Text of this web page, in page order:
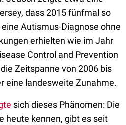
dass 2015 fünfmal so
Autismus-Diagnose ohne
erhielten wie im Jahr
Control and Prevention
Zeitspanne von 2006 bis
eine landesweite Zunahme.
sich dieses Phänomen: Die
heute kennen, gibt es seit